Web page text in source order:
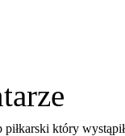
który